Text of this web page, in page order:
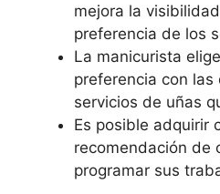
mejora la
preferencia de los
La manicurista
preferencia con
servicios de uñas
Es posible adquirir
recomendación de
programar sus